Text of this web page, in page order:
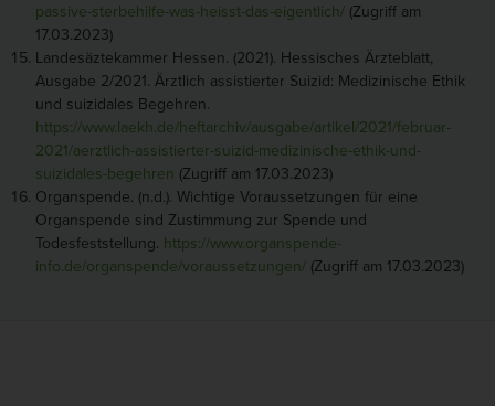
passive-sterbehilfe-was-heisst-das-eigentlich/ (Zugriff am
17.03.2023)
Landesäztekammer Hessen. (2021). Hessisches Ärzteblatt,
Ausgabe 2/2021. Ärztlich assistierter Suizid: Medizinische Ethik
und suizidales Begehren.
https://www.laekh.de/heftarchiv/ausgabe/artikel/2021/februar-
2021/aerztlich-assistierter-suizid-medizinische-ethik-und-
suizidales-begehren (Zugriff am 17.03.2023)
Organspende. (n.d.). Wichtige Voraussetzungen für eine
Organspende sind Zustimmung zur Spende und
Todesfeststellung. https://www.organspende-
info.de/organspende/voraussetzungen/ (Zugriff am 17.03.2023)